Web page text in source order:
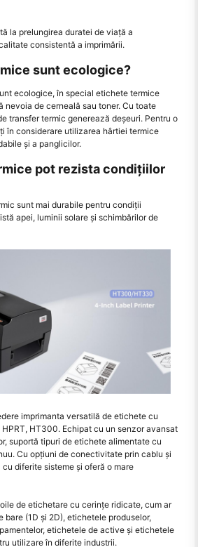
la prelungirea duratei de viaţă a
consistentă a imprimării.
sunt ecologice?
ecologice, în special etichete termice
nevoia de cerneală sau toner. Cu toate
transfer termic generează deșeuri. Pentru o
în considerare utilizarea hârtiei termice
și a panglicilor.
pot rezista condițiilor
sunt mai durabile pentru condiții
apei, luminii solare și schimbărilor de
imprimanta versatilă de etichete cu
HT300. Echipat cu un senzor avansat
suportă tipuri de etichete alimentate cu
Cu opțiuni de conectivitate prin cablu și
diferite sisteme și oferă o mare
de etichetare cu cerințe ridicate, cum ar
bare (1D și 2D), etichetele produselor,
etichetele de active și etichetele
utilizare în diferite industrii.